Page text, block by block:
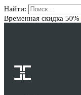
Найти:
Временная скидка 50%